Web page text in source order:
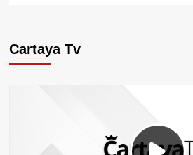
Cartaya Tv